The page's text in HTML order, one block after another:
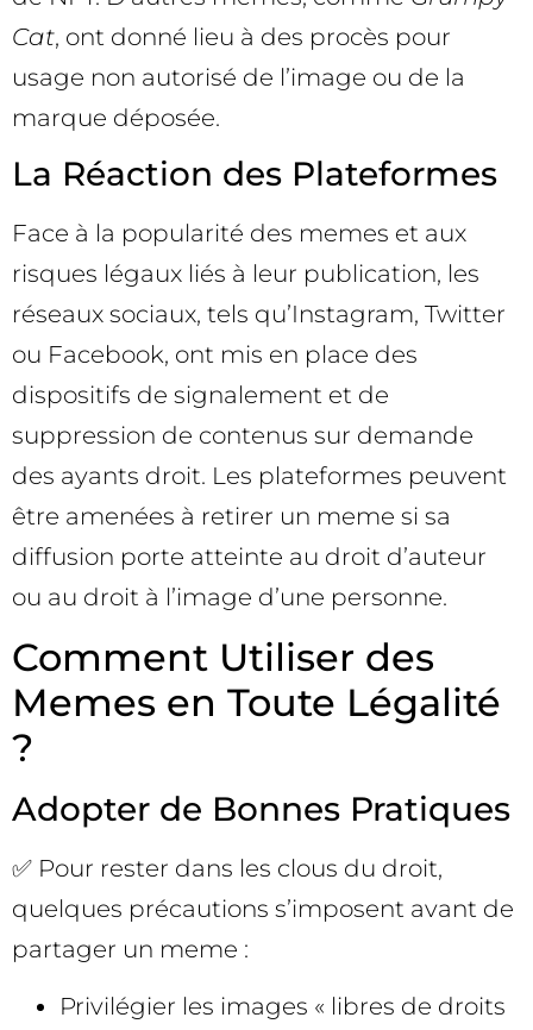
Cat, ont donné lieu à des procès pour
usage non autorisé de l’image ou de la
marque déposée.
La Réaction des Plateformes
Face à la popularité des memes et aux
risques légaux liés à leur publication, les
réseaux sociaux, tels qu’Instagram, Twitter
ou Facebook, ont mis en place des
dispositifs de signalement et de
suppression de contenus sur demande
des ayants droit. Les plateformes peuvent
être amenées à retirer un meme si sa
diffusion porte atteinte au droit d’auteur
ou au droit à l’image d’une personne.
Comment Utiliser des
Memes en Toute Légalité
?
Adopter de Bonnes Pratiques
✅ Pour rester dans les clous du droit,
quelques précautions s’imposent avant de
partager un meme :
Privilégier les images « libres de droits